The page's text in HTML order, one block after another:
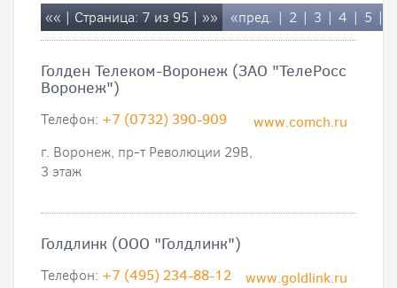
«« | Страница: 7 из 95 | »» «пред. | 2 | 3 | 4 | 5 |
Голден Телеком-Воронеж (ЗАО "ТелеРосс
Воронеж")
www.comch.ru
Телефон: +7 (0732) 390-909
г. Воронеж, пр-т Революции 29В,
3 этаж
Голдлинк (ООО "Голдлинк")
www.goldlink.ru
Телефон: +7 (495) 234-88-12